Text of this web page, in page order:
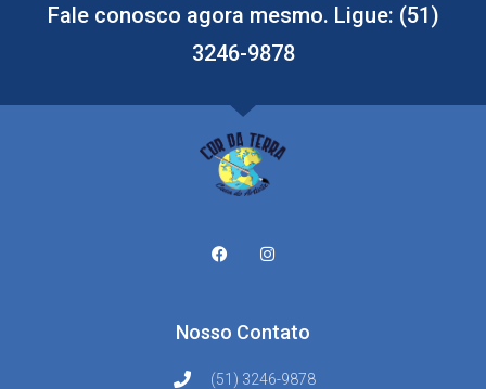
Fale conosco agora mesmo. Ligue: (51)
3246-9878
Nosso Contato
(51) 3246-9878